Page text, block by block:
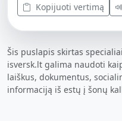
Kopijuoti vertimą
Šis puslapis skirtas specialiai
isversk.lt galima naudoti
laiškus, dokumentus,
informaciją iš estų į šonų